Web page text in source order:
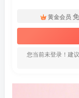
黄金会员
您当前未登录！建